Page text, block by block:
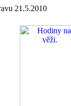
21.5.2010